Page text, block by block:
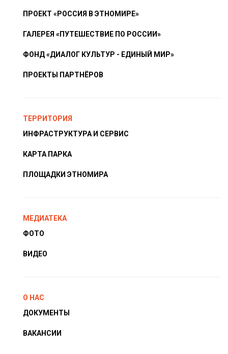
ПРОЕКТ «РОССИЯ В ЭТНОМИРЕ»
ГАЛЕРЕЯ «ПУТЕШЕСТВИЕ ПО РОССИИ»
ФОНД «ДИАЛОГ КУЛЬТУР - ЕДИНЫЙ МИР»
ПРОЕКТЫ ПАРТНЁРОВ
ТЕРРИТОРИЯ
ИНФРАСТРУКТУРА И СЕРВИС
КАРТА ПАРКА
ПЛОЩАДКИ ЭТНОМИРА
МЕДИАТЕКА
ФОТО
ВИДЕО
О НАС
ДОКУМЕНТЫ
ВАКАНСИИ